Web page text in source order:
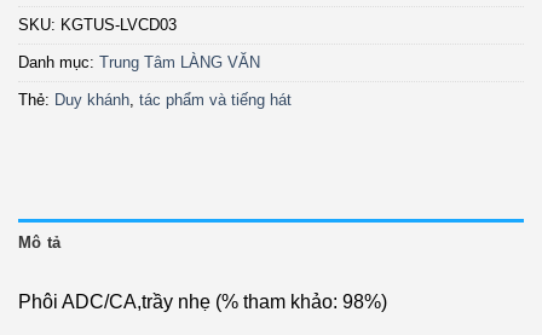
SKU: KGTUS-LVCD03
Danh mục: Trung Tâm LÀNG VĂN
Thẻ: Duy khánh, tác phẩm và tiếng hát
Mô tả
Phôi ADC/CA,trầy nhẹ (% tham khảo: 98%)